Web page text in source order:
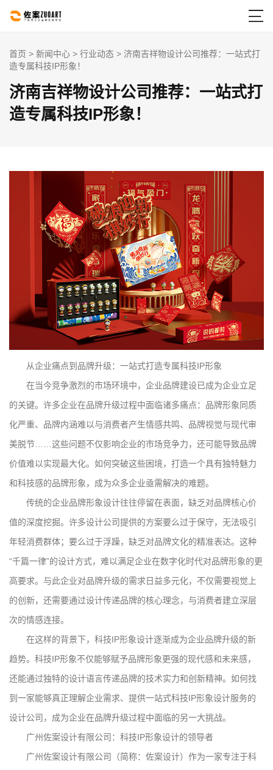

首页 > 新闻中心 > 行业动态 > 济南吉祥物设计公司推荐：一站式打
造专属科技IP形象！
济南吉祥物设计公司推荐：一站式打
造专属科技IP形象！
从企业痛点到品牌升级：一站式打造专属科技IP形象
在当今竞争激烈的市场环境中，企业品牌建设已成为企业立足
的关键。许多企业在品牌升级过程中面临诸多痛点：品牌形象同质
化严重、品牌内涵难以与消费者产生情感共鸣、品牌视觉与现代审
美脱节……这些问题不仅影响企业的市场竞争力，还可能导致品牌
价值难以实现最大化。如何突破这些困境，打造一个具有独特魅力
和科技感的品牌形象，成为众多企业亟需解决的难题。
传统的企业品牌形象设计往往停留在表面，缺乏对品牌核心价
值的深度挖掘。许多设计公司提供的方案要么过于保守，无法吸引
年轻消费群体；要么过于浮躁，缺乏对品牌文化的精准表达。这种
“千篇一律”的设计方式，难以满足企业在数字化时代对品牌形象的更
高要求。与此企业对品牌升级的需求日益多元化，不仅需要视觉上
的创新，还需要通过设计传递品牌的核心理念，与消费者建立深层
次的情感连接。
在这样的背景下，科技IP形象设计逐渐成为企业品牌升级的新
趋势。科技IP形象不仅能够赋予品牌形象更强的现代感和未来感，
还能通过独特的设计语言传递品牌的技术实力和创新精神。如何找
到一家能够真正理解企业需求、提供一站式科技IP形象设计服务的
设计公司，成为企业在品牌升级过程中面临的另一大挑战。
广州佐案设计有限公司：科技IP形象设计的领导者
广州佐案设计有限公司（简称：佐案设计）作为一家专注于科